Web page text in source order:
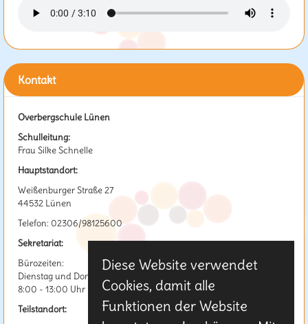
Kontakt
Overbergschule Lünen
Schulleitung:
Frau Silke Schnelle
Hauptstandort:
Weißenburger Straße 27
44532 Lünen
Telefon: 02306/98125600
Sekretariat:
Bürozeiten:
Dienstag und Donnerstag
8:00 - 13:00 Uhr
Teilstandort:
Diese Website verwendet
Cookies, damit alle
Funktionen der Website